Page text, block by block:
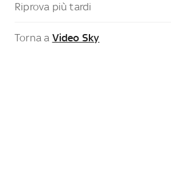
Riprova più tardi
Torna a Video Sky